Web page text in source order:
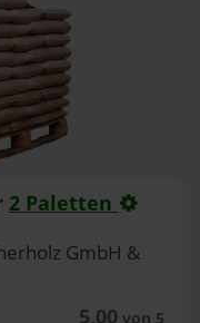
2 Paletten
GmbH &
5,00 von 5